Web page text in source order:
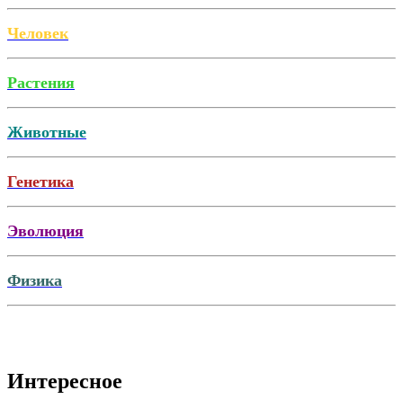
Человек
Растения
Животные
Генетика
Эволюция
Физика
Интересное